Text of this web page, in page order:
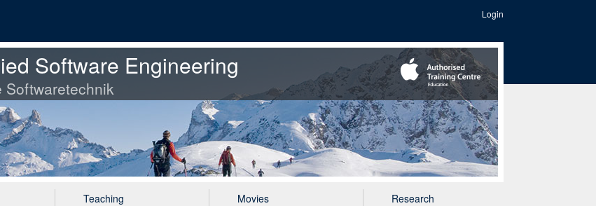
Login
Software Engineering
Softwaretechnik
Teaching Movies Research